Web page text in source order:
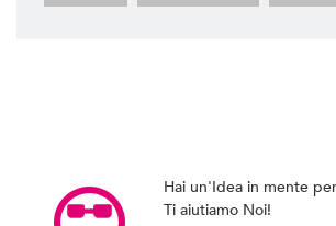
Hai un'Idea in mente
Ti aiutiamo Noi!